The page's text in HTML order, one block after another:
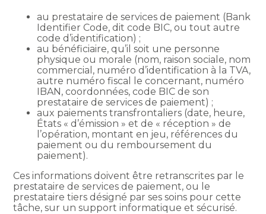
au prestataire de services de paiement (Bank
Identifier Code, dit code BIC, ou tout autre
code d’identification) ;
au bénéficiaire, qu’il soit une personne
physique ou morale (nom, raison sociale, nom
commercial, numéro d’identification à la TVA,
autre numéro fiscal le concernant, numéro
IBAN, coordonnées, code BIC de son
prestataire de services de paiement) ;
aux paiements transfrontaliers (date, heure,
États « d’émission » et de « réception » de
l’opération, montant en jeu, références du
paiement ou du remboursement du
paiement).
Ces informations doivent être retranscrites par le
prestataire de services de paiement, ou le
prestataire tiers désigné par ses soins pour cette
tâche, sur un support informatique et sécurisé.